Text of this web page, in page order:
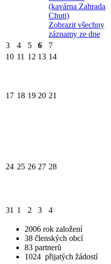
(kavárna Zahrada
Chuti)
Zobrazit všechny
záznamy ze dne
3 4 5 6 7
10 11 12 13 14
17 18 19 20 21
24 25 26 27 28
31 1 2 3 4
2006 rok založení
38 členských obcí
83 partnerů
1024 přijatých žádostí